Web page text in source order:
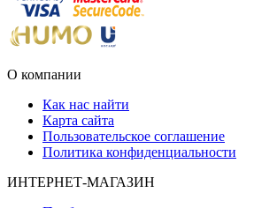
О компании
Как нас найти
Карта сайта
Пользовательское соглашение
Политика конфиденциальности
ИНТЕРНЕТ-МАГАЗИН